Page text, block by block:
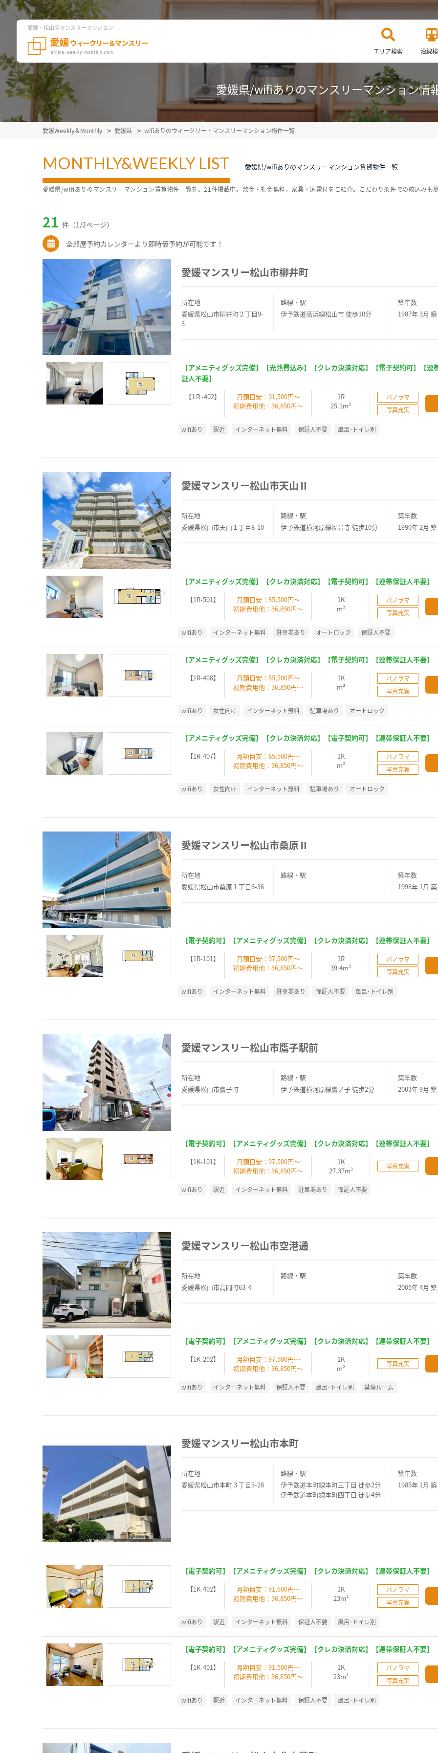
愛媛・松山のマンスリーマンション
エリア検索 沿線
愛媛県/wifiありのマンスリーマンション情
愛媛Weekly＆Monthly 愛媛県 wifiありのウィークリー・マンスリーマンション物件一覧
MONTHLY&WEEKLY LIST 愛媛県/wifiありのマンスリーマンション賃貸物件一覧
21 件（1/2ページ）
全部屋予約カレンダーより即時仮予約が可能です！
愛媛マンスリー松山市柳井町
所在地
愛媛県松山市柳井町２丁目9-
3
路線・駅
伊予鉄道高浜線松山市 徒歩10分
築年数
1987年 3月 築
【アメニティグッズ完備】【光熱費込み】【クレカ決済対応】【電子契約可】【連
証人不要】
【1Ｒ-402】
月額目安：91,500円～
初期費用他：36,850円～
1R
25.1m²
パノラマ
写真充実
wifiあり 駅近 インターネット無料 保証人不要 風呂･トイレ別
愛媛マンスリー松山市天山Ⅱ
所在地
愛媛県松山市天山１丁目8-10
路線・駅
伊予鉄道横河原線福音寺 徒歩10分
築年数
1990年 2月 築
【アメニティグッズ完備】【クレカ決済対応】【電子契約可】【連帯保証人不要】
【1R-501】
月額目安：85,500円～
初期費用他：36,850円～
1K
m²
パノラマ
写真充実
wifiあり インターネット無料 駐車場あり オートロック 保証人不要
【アメニティグッズ完備】【クレカ決済対応】【電子契約可】【連帯保証人不要】
【1R-408】
月額目安：85,500円～
初期費用他：36,850円～
1K
m²
パノラマ
写真充実
wifiあり 女性向け インターネット無料 駐車場あり オートロック
【アメニティグッズ完備】【クレカ決済対応】【電子契約可】【連帯保証人不要】
【1R-407】
月額目安：85,500円～
初期費用他：36,850円～
1K
m²
パノラマ
写真充実
wifiあり 女性向け インターネット無料 駐車場あり オートロック
愛媛マンスリー松山市桑原Ⅱ
所在地
愛媛県松山市桑原１丁目6-36
路線・駅
築年数
1998年 1月 築
【電子契約可】【アメニティグッズ完備】【クレカ決済対応】【連帯保証人不要】
【1R-101】
月額目安：97,500円～
初期費用他：36,850円～
1R
39.4m²
パノラマ
写真充実
wifiあり インターネット無料 駐車場あり 保証人不要 風呂･トイレ別
愛媛マンスリー松山市鷹子駅前
所在地
愛媛県松山市鷹子町
路線・駅
伊予鉄道横河原線鷹ノ子 徒歩2分
築年数
2003年 9月 築
【電子契約可】【アメニティグッズ完備】【クレカ決済対応】【連帯保証人不要】
【1K-101】
月額目安：97,500円～
初期費用他：36,850円～
1K
27.37m²
写真充実
wifiあり 駅近 インターネット無料 駐車場あり 保証人不要
愛媛マンスリー松山市空港通
所在地
愛媛県松山市高岡町63-4
路線・駅
築年数
2005年 4月 築
【電子契約可】【アメニティグッズ完備】【クレカ決済対応】【連帯保証人不要】
【1K-202】
月額目安：97,500円～
初期費用他：36,850円～
1K
m²
写真充実
wifiあり インターネット無料 保証人不要 風呂･トイレ別 禁煙ルーム
愛媛マンスリー松山市本町
所在地
愛媛県松山市本町３丁目3-28
路線・駅
伊予鉄道本町線本町三丁目 徒歩2分
伊予鉄道本町線本町四丁目 徒歩4分
築年数
1985年 1月 築
【電子契約可】【アメニティグッズ完備】【クレカ決済対応】【連帯保証人不要】
【1K-402】
月額目安：91,500円～
初期費用他：36,850円～
1K
23m²
パノラマ
写真充実
wifiあり 駅近 インターネット無料 保証人不要 風呂･トイレ別
【電子契約可】【アメニティグッズ完備】【クレカ決済対応】【連帯保証人不要】
【1K-401】
月額目安：91,500円～
初期費用他：36,850円～
1K
23m²
パノラマ
写真充実
wifiあり 駅近 インターネット無料 保証人不要 風呂･トイレ別
愛媛県/wifiありのマンスリーマンション賃貸物件一覧を、21件掲載中。敷金・礼金無料、家具・家電付をご紹介。こだわり条件での絞込みも